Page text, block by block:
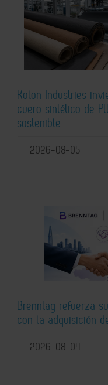
Kolon Industries
cuero sintético de
sostenible
2026-08-05
Brenntag refuerza
con la adquisición
2026-08-04